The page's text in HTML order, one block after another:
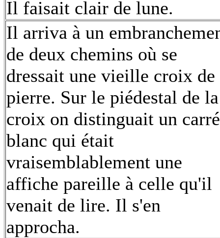
Il faisait clair de lune.
Il arriva à un
de deux chemins où se
dressait une vieille croix de
pierre. Sur le piédestal de la
croix on distinguait un carré
blanc qui était
vraisemblablement une
affiche pareille à celle qu'il
venait de lire. Il s'en
approcha.